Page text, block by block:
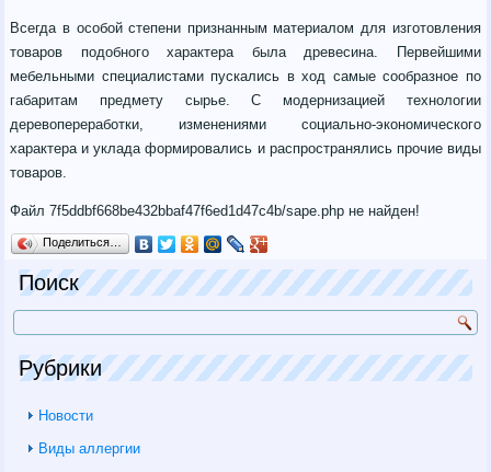
Всегда в особой степени признанным материалом для изготовления
товаров подобного характера была древесина. Первейшими
мебельными специалистами пускались в ход самые сообразное по
габаритам предмету сырье. С модернизацией технологии
деревопереработки, изменениями социально-экономического
характера и уклада формировались и распространялись прочие виды
товаров.
Файл 7f5ddbf668be432bbaf47f6ed1d47c4b/sape.php не найден!
Поделиться…
Поиск
Рубрики
Новости
Виды аллергии